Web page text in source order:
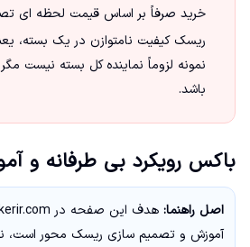
خرید صرفاً بر اساس قیمت لحظه ای
ریسک کیفیت نامتوازن در یک بسته،
نمونه لزوماً نماینده کل بسته نیست
باشد.
باکس رویکرد بی طرفانه و
اصل راهنما:
آموزش و تصمیم سازی ریسک محور است،